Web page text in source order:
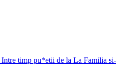
Intre timp pu*etii de la La Familia si-